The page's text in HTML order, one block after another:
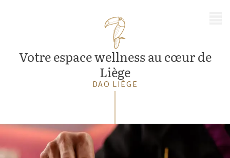
Votre espace wellness aucœur de
Liège
DAO LIÈGE